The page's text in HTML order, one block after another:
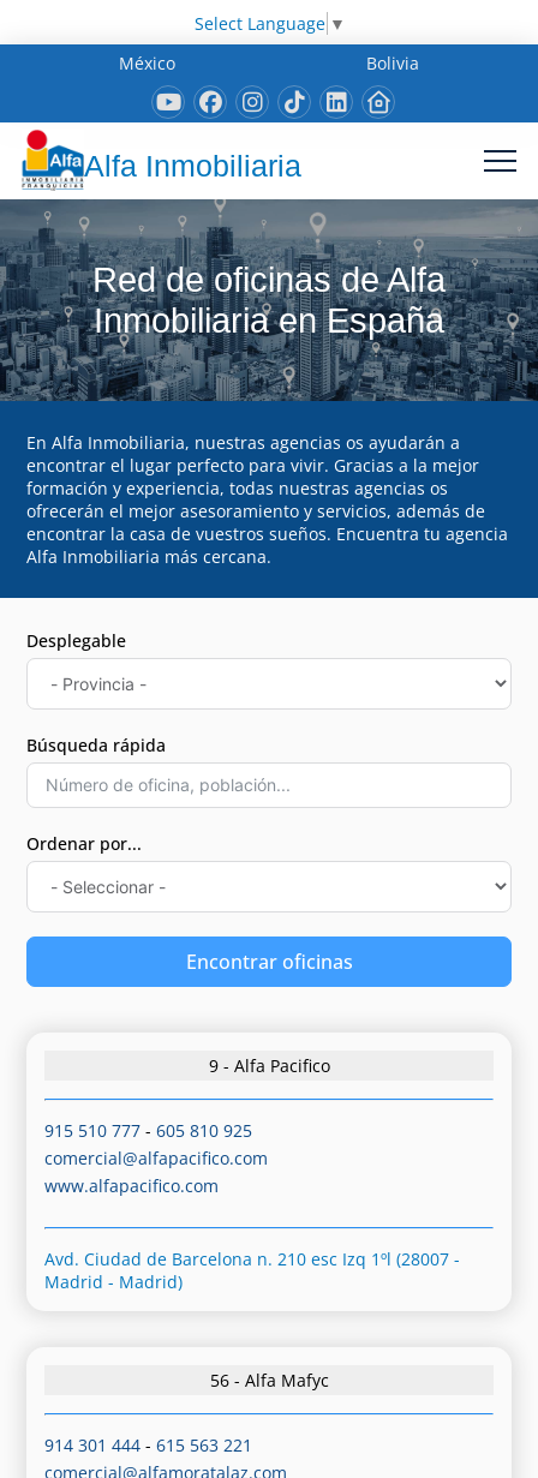
Select Language ▼
México
Bolivia
Alfa Inmobiliaria
Red de oficinas de Alfa
Inmobiliaria en España
En Alfa Inmobiliaria, nuestras agencias os ayudarán a
encontrar el lugar perfecto para vivir. Gracias a la mejor
formación y experiencia, todas nuestras agencias os
ofrecerán el mejor asesoramiento y servicios, además de
encontrar la casa de vuestros sueños. Encuentra tu agencia
Alfa Inmobiliaria más cercana.
Desplegable
Búsqueda rápida
Ordenar por...
Encontrar oficinas
9 - Alfa Pacifico
915 510 777 -605 810 925
comercial@alfapacifico.com
www.alfapacifico.com
Avd. Ciudad de Barcelona n. 210 esc Izq 1ºl (28007 -
Madrid - Madrid)
56 - Alfa Mafyc
914 301 444 -615 563 221
comercial@alfamoratalaz.com